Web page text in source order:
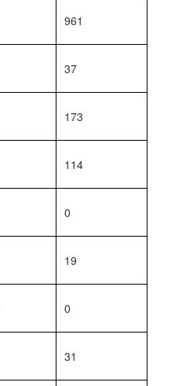
961
37
173
114
0
19
0
31